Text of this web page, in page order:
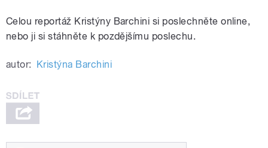
Celou reportáž Kristýny Barchini si poslechněte online,
nebo ji si stáhněte k pozdějšímu poslechu.
autor: Kristýna Barchini